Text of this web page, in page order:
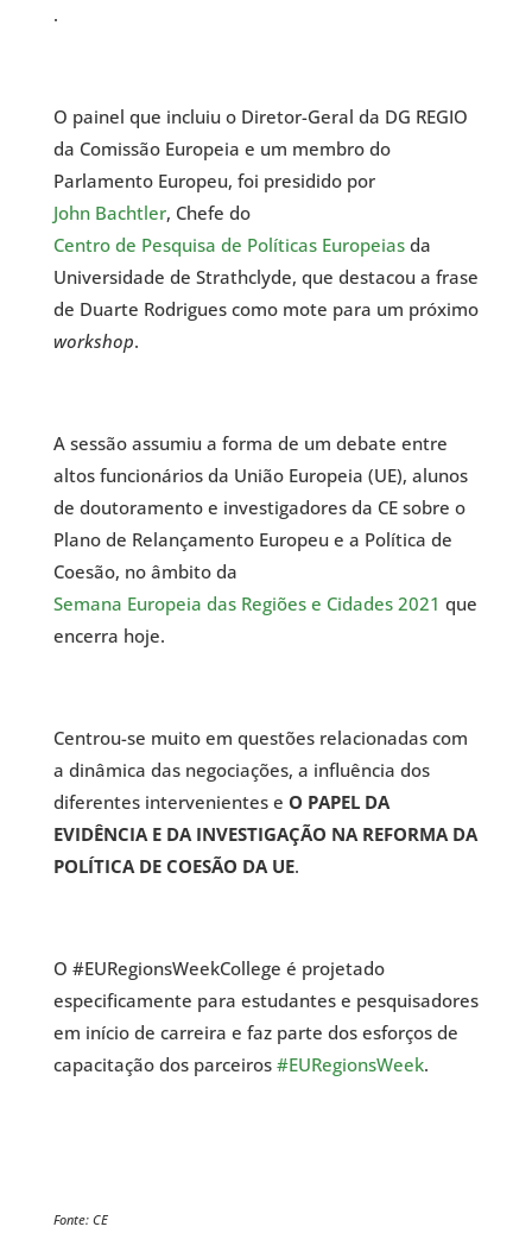
.
O painel que incluiu o Diretor-Geral da DG REGIO
da Comissão Europeia e um membro do
Parlamento Europeu, foi presidido por
John Bachtler, Chefe do
Centro de Pesquisa de Políticas Europeiasda
Universidade de Strathclyde, que destacou a frase
de Duarte Rodrigues como mote para um próximo
workshop.
A sessão assumiu a forma de um debate entre
altos funcionários da União Europeia (UE), alunos
de doutoramento e investigadores da CE sobre o
Plano de Relançamento Europeu e a Política de
Coesão, no âmbito da
Semana Europeia das Regiões e Cidades 2021 que
encerra hoje.
Centrou-se muito em questões relacionadas com
a dinâmica das negociações, a influência dos
diferentes intervenientes e O PAPEL DA
EVIDÊNCIA E DA INVESTIGAÇÃO NA REFORMA DA
POLÍTICA DE COESÃO DA UE.
O #EURegionsWeekCollege é projetado
especificamente para estudantes e pesquisadores
em início de carreira e faz parte dos esforços de
capacitação dos parceiros #EURegionsWeek.
Fonte: CE